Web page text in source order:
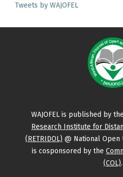
Tweets by WAJOFEL
WAJOFEL is published by the
Research Institute for
(RETRIDOL) @ National Open
is cosponsored by the
(COL).